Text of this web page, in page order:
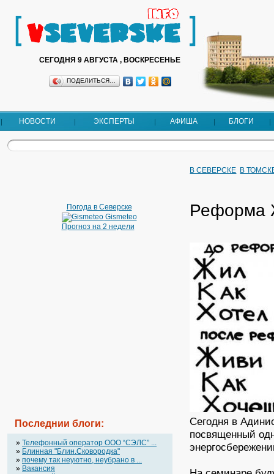
СЕГОДНЯ 9 АВГУСТА , ВОСКРЕСЕНЬЕ
ПОДЕЛИТЬСЯ…
НОВОСТИ ЭКСПЕРТЫ АФИША БЛОГИ
Погода в Северске
Gismeteo
Прогноз на 2 недели
Последнии блоги:
» Телефонный оператор OOO “СЭЛС” ...
» Блинная "Блин.Сковородка"
» почему так неуютно, неубрано в ...
» Вакансия
В СЕВЕРСКЕ В
Реформа
Сегодня в
посвященный